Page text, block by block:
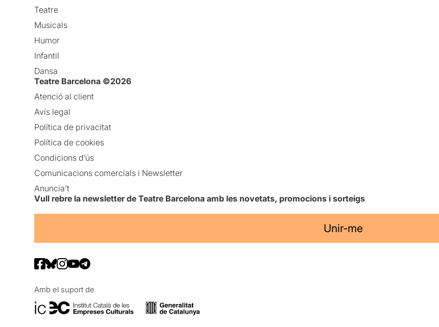
Teatre
Musicals
Humor
Infantil
Dansa
Teatre Barcelona ©2026
Atenció al client
Avís legal
Política de privacitat
Política de cookies
Condicions d’ús
Comunicacions comercials i Newsletter
Anuncia’t
Vull rebre la newsletter de Teatre Barcelona amb les novetats, promocions i sorteigs
Unir-me
Amb el suport de